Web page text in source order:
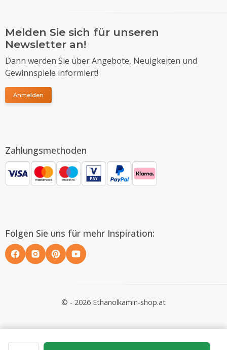
Melden Sie sich für unseren
Newsletter an!
Dann werden Sie über Angebote, Neuigkeiten und
Gewinnspiele informiert!
Anmelden
Zahlungsmethoden
Folgen Sie uns für mehr Inspiration:
© - 2026 Ethanolkamin-shop.at